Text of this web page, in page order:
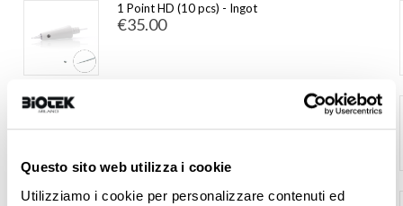
Questo sito web utilizza i cookie
Utilizziamo i cookie per personalizzare contenuti ed
1 Point HD (10 pcs) - Ingot
€35.00
Armony - Sachets 50 pz